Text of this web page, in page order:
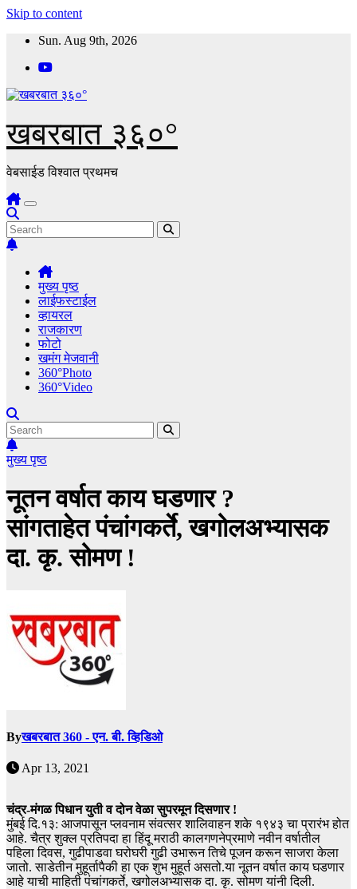
Skip to content
Sun. Aug 9th, 2026
खबरबात ३६०°
वेबसाईड विश्वात प्रथमच
मुख्य पृष्ठ
लाईफस्टाईल
व्हायरल
राजकारण
फोटो
खमंग मेजवानी
360°Photo
360°Video
मुख्य पृष्ठ
नूतन वर्षात काय घडणार ?
सांगताहेत पंचांगकर्ते, खगोलअभ्यासक
दा. कृ. सोमण !
Byखबरबात 360 - एन. बी. व्हिडिओ
Apr 13, 2021
चंद्र-मंगळ पिधान युती व दोन वेळा सुपरमून दिसणार !
मुंबई दि.१३: आजपासून प्लवनाम संवत्सर शालिवाहन शके १९४३ चा प्रारंभ होत
आहे. चैत्र शुक्ल प्रतिपदा हा हिंदू मराठी कालगणनेप्रमाणे नवीन वर्षातील
पहिला दिवस, गुढीपाडवा घरोघरी गुढी उभारून तिचे पूजन करून साजरा केला
जातो. साडेतीन मुहूर्तापैकी हा एक शुभ मुहूर्त असतो.या नूतन वर्षात काय घडणार
आहे याची माहिती पंचांगकर्ते, खगोलअभ्यासक दा. कृ. सोमण यांनी दिली.